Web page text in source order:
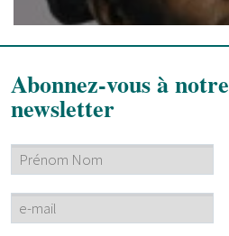
Abonnez-vous à notre
newsletter